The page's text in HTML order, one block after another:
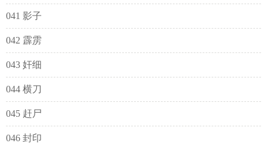
041 影子
042 霹雳
043 奸细
044 横刀
045 赶尸
046 封印